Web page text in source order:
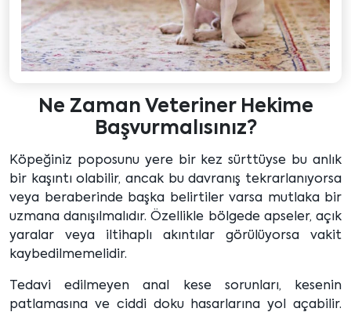
Ne Zaman Veteriner Hekime
Başvurmalısınız?
Köpeğiniz poposunu yere bir kez sürttüyse bu anlık
bir kaşıntı olabilir, ancak bu davranış tekrarlanıyorsa
veya beraberinde başka belirtiler varsa mutlaka bir
uzmana danışılmalıdır. Özellikle bölgede apseler, açık
yaralar veya iltihaplı akıntılar görülüyorsa vakit
kaybedilmemelidir.
Tedavi edilmeyen anal kese sorunları, kesenin
patlamasına ve ciddi doku hasarlarına yol açabilir.